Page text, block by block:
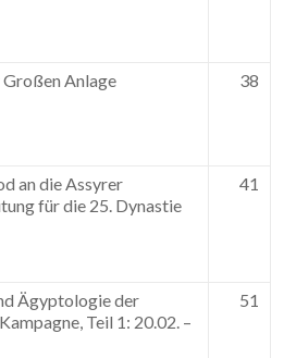
Anlage
38
an die Assyrer
für die 25. Dynastie
41
Ägyptologie der
Teil 1: 20.02. –
51